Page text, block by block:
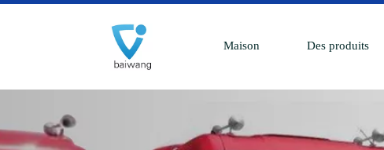
Maison Des produits